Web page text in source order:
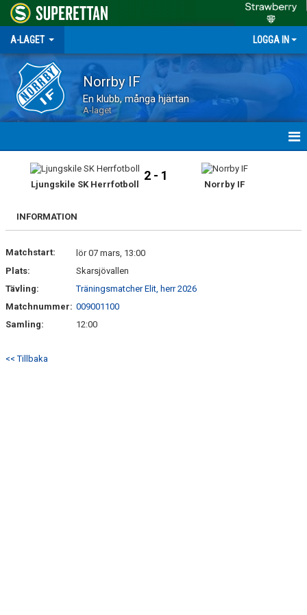
A-LAGET LOGGA IN
Norrby IF
En klubb, många hjärtan
A-laget
MATCHER
TRUPPEN
DOKUMENT
Ljungskile SK Herrfotboll
2 - 1
Norrby IF
INFORMATION
Matchstart:
lör 07 mars, 13:00
Plats:
Skarsjövallen
Tävling:
Träningsmatcher Elit, herr 2026
Matchnummer: 009001100
Samling:
12:00
<< Tillbaka